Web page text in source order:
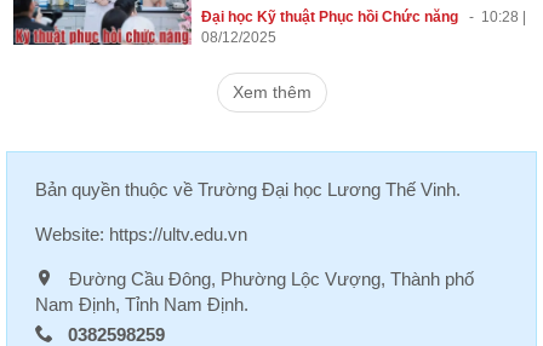
Đại học Kỹ thuật Phục hồi Chức năng - 10:28 |
08/12/2025
Xem thêm
Bản quyền thuộc về Trường Đại học Lương Thế Vinh.
Website: https://ultv.edu.vn
Đường Cầu Đông, Phường Lộc Vượng, Thành phố
Nam Định, Tỉnh Nam Định.
0382598259